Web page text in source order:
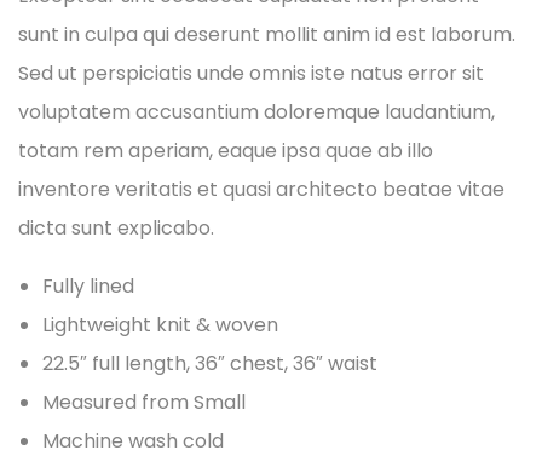
sunt in culpa qui deserunt mollit anim id est laborum.
Sed ut perspiciatis unde omnis iste natus error sit
voluptatem accusantium doloremque laudantium,
totam rem aperiam, eaque ipsa quae ab illo
inventore veritatis et quasi architecto beatae vitae
dicta sunt explicabo.
Fully lined
Lightweight knit & woven
22.5″ full length, 36″ chest, 36″ waist
Measured from Small
Machine wash cold